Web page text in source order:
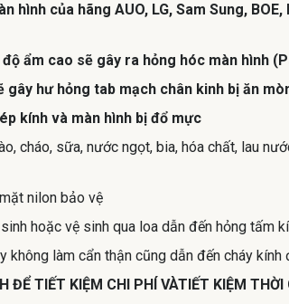
hình của hãng AUO, LG, Sam Sung,
ẩm cao sẽ gây ra hỏng hóc màn hình
hư hỏng tab mạch chân kinh bị ăn
kính và màn hình bị đổ mực
cháo, sữa, nước ngọt, bia, hóa chất, lau
nilon bảo vệ
hoặc vệ sinh qua loa dẫn đến hỏng tấm
không làm cẩn thận cũng dẫn đến cháy kính
ĐỂ TIẾT KIỆM CHI PHÍ VÀTIẾT KIỆM THỜI